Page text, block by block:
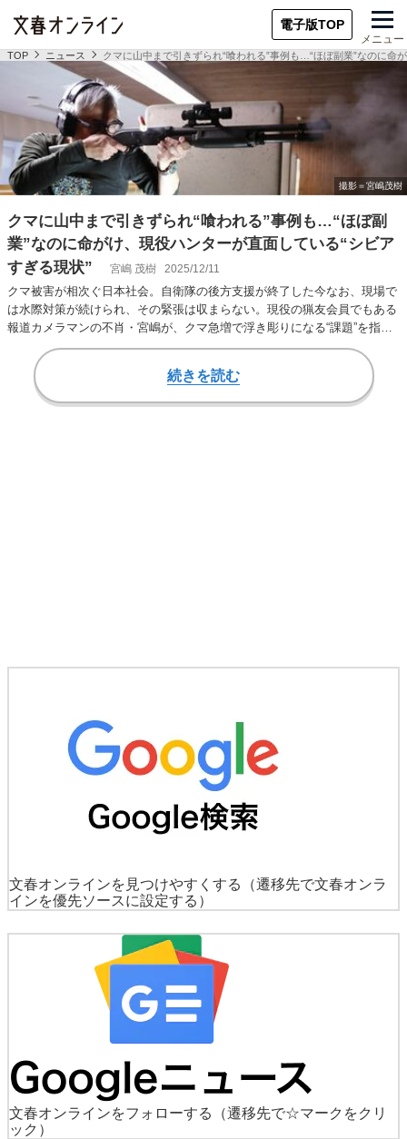
電子版TOP
メニュー
TOP ニュース クマに山中まで引きずられ“喰われる”事例も…“ほぼ副業”なのに命
クマに山中まで引きずられ“喰われる”事例も…“ほぼ副
業”なのに命がけ、現役ハンターが直面している“シビア
すぎる現状”
宮嶋 茂樹 2025/12/11
クマ被害が相次ぐ日本社会。自衛隊の後方支援が終了した今なお、現場で
は水際対策が続けられ、その緊張は収まらない。現役の猟友会員でもある
報道カメラマンの不肖・宮嶋が、クマ急増で浮き彫りになる“課題”を指弾
する。（全4回…
続きを読む
文春オンラインを見つけやすくする
（遷移先で文春オンラ
インを優先ソースに設定する）
文春オンラインをフォローする
（遷移先で☆マークをクリ
ック）